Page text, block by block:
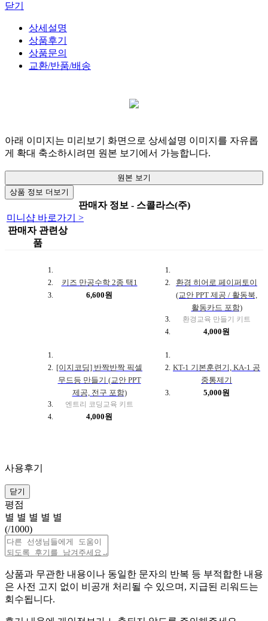
닫기
상세설명
상품후기
상품문의
교환/반품/배송
아래 이미지는 미리보기 화면으로 상세설명 이미지를 자유롭
게 확대 축소하시려면 원본 보기에서 가능합니다.
원본 보기
상품 정보 더보기
판매자 정보 - 스콜라스(주)
미니샵 바로가기 >
판매자 관련상
품
키즈 만공수학 2종 택1
6,600원
환경 히어로 페이퍼토이
(교안 PPT 제공 / 활동북,
활동카드 포함)
환경교육 만들기 키트
4,000원
[이지코딩] 반짝반짝 픽셀
무드등 만들기 (교안 PPT
제공, 전구 포함)
엔트리 코딩교육 키트
4,000원
KT-1 기본훈련기, KA-1 공
중통제기
5,000원
사용후기
닫기
평점
별 별 별 별 별
(/1000)
상품과 무관한 내용이나 동일한 문자의 반복 등 부적합한 내용
은 사전 고지 없이 비공개 처리될 수 있으며, 지급된 리워드는
회수됩니다.